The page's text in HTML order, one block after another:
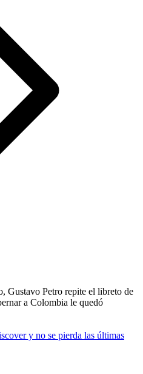
Gustavo Petro repite el libreto de
a Colombia le quedó
y no se pierda las últimas